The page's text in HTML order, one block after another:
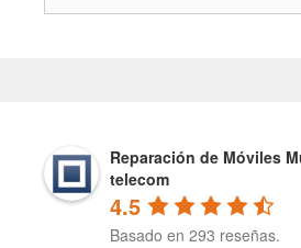
Reparación de Móviles
telecom
4.5
Basado en 293 reseñas.